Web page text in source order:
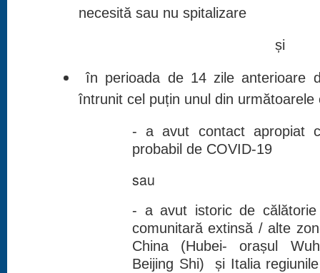
necesită sau nu spitalizare
și
în perioada de 14 zile anterioare
întrunit cel puțin unul din următoarele
- a avut contact apropiat
probabil de COVID-19
sau
- a avut istoric de
comunitară extinsă / alte
China (Hubei- orașul
Beijing Shi) și Italia